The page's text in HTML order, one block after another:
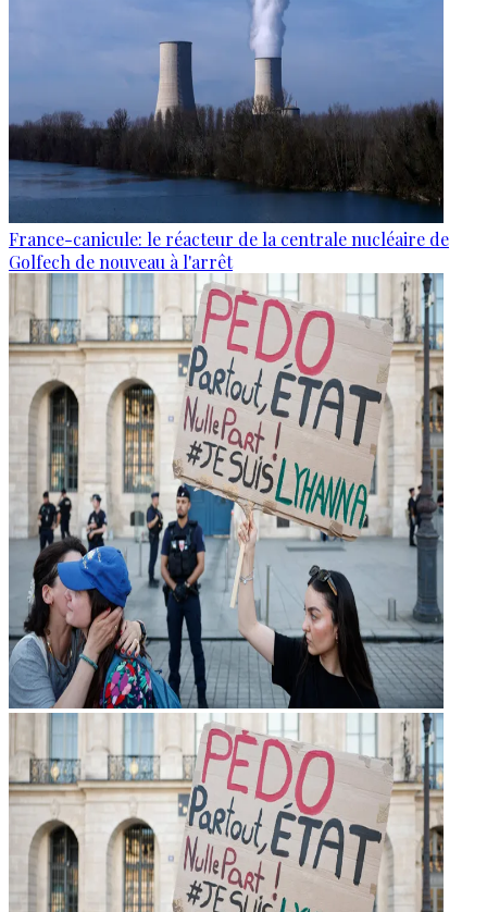
France-canicule: le réacteur de la centrale nucléaire de
Golfech de nouveau à l'arrêt